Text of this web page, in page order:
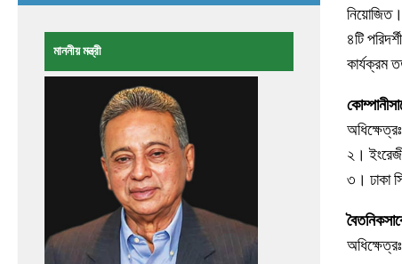
নিয়োজিত।
৪টি
কার্যক্রম
কোম্পানী
২।
৩। ঢাকা
বৈতনিক
মাননীয় মন্ত্রী